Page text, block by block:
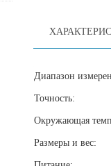
Диапазон
Точность:
Окружающая
Размеры и вес: